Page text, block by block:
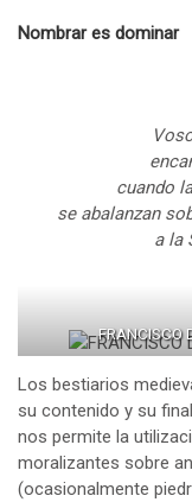
Nombrar es dominar
cuando
se abalanzan
a la
FRANCISCO
Los bestiarios
su contenido y su
nos permite la
moralizantes sobre
(ocasionalmente